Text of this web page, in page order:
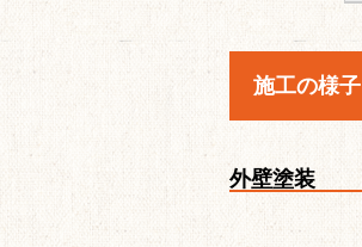
施工の様子
外壁塗装